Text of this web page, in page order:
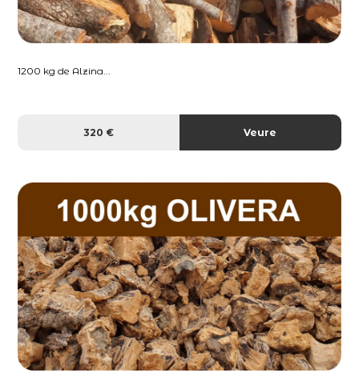
1200 kg de Alzina...
320 € Veure